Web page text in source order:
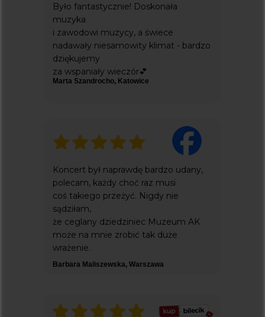
Barbara Maliszewska, Warszawa
Koncert był naprawdę bardzo udany,
polecam, każdy choć raz musi
coś takiego przeżyć. Nigdy nie
sądziłam,
że ceglany dziedziniec Muzeum AK
może na mnie zrobić tak duże
wrażenie.
Było fantastycznie! Doskonała
muzyka
i zawodowi muzycy, a świece
nadawały niesamowity klimat - bardzo
dziękujemy
za wspaniały wieczór💕
Marta Szandrocho, Katowice
Dodatkowe
POLITYKA PRYWATNOŚCI
ZARZĄDZANIE PLIKAMI COOKIE